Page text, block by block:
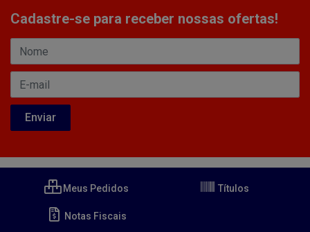
Cadastre-se para receber nossas ofertas!
Meus Pedidos Títulos
Notas Fiscais